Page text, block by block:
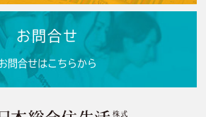
お問合せ
問合せはこちらから